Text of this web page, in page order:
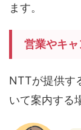
ます。
営業やキ
NTTが提供す
いて案内する